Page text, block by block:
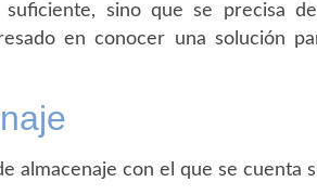
sino que se precisa
en conocer una solución
almacenaje con el que se cuenta